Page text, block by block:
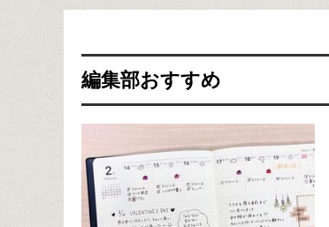
編集部おすすめ